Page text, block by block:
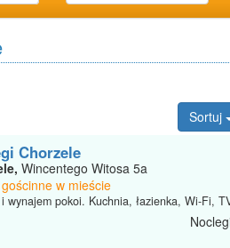
Sortuj
Chorzele
Wincentego Witosa 5a
w mieście
wynajem pokoi. Kuchnia, łazienka, Wi-Fi,